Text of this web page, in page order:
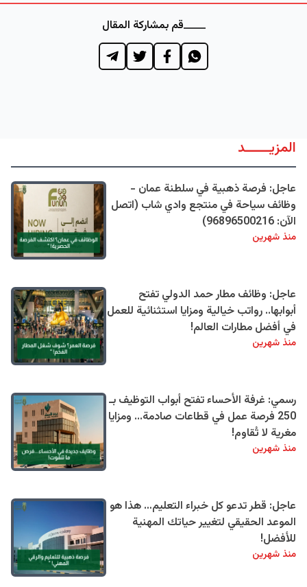
قم بمشاركة المقال
المزيــــــد
عاجل: فرصة ذهبية في سلطنة عمان -
وظائف سياحة في منتجع وادي شاب (اتصل
الآن: 96896500216)
منذ شهرين
عاجل: وظائف مطار حمد الدولي تفتح
أبوابها.. رواتب خيالية ومزايا استثنائية للعمل
في أفضل مطارات العالم!
منذ شهرين
رسمي: غرفة الأحساء تفتح أبواب التوظيف بـ
250 فرصة عمل في قطاعات صادمة... ومزايا
مغرية لا تُقاوم!
منذ شهرين
عاجل: قطر تدعو كل خبراء التعليم… هذا هو
الموعد الحقيقي لتغيير حياتك المهنية
للأفضل!
منذ شهرين